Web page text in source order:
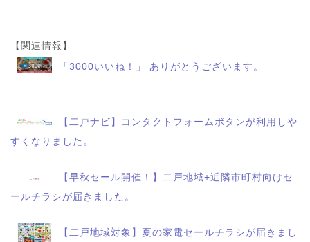
【関連情報】
「3000いいね！」 ありがとうございます。
【二戸ナビ】コンタクトフォームボタンが利用しや
すくなりました。
【早秋セール開催！】二戸地域+近隣市町村向けセ
ールチラシが届きました。
【二戸地域対象】夏の家電セールチラシが届きまし